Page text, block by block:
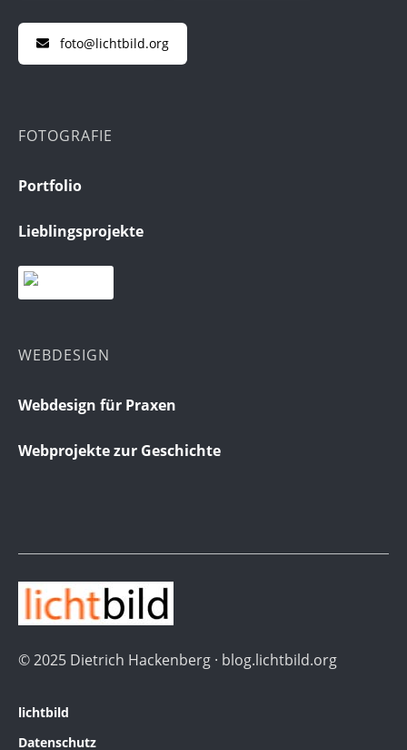
foto@lichtbild.org
FOTOGRAFIE
Portfolio
Lieblingsprojekte
WEBDESIGN
Webdesign für Praxen
Webprojekte zur Geschichte
© 2025 Dietrich Hackenberg · blog.lichtbild.org
lichtbild
Datenschutz